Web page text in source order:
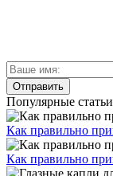
Популярные статьи
Как правильно
Как правильно